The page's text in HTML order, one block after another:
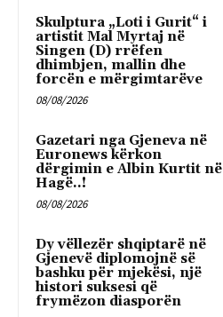
Skulptura „Loti i Gurit“ i
artistit Mal Myrtaj në
Singen (D) rrëfen
dhimbjen, mallin dhe
forcën e mërgimtarëve
08/08/2026
Gazetari nga Gjeneva në
Euronews kërkon
dërgimin e Albin Kurtit në
Hagë..!
08/08/2026
Dy vëllezër shqiptarë në
Gjenevë diplomojnë së
bashku për mjekësi, një
histori suksesi që
frymëzon diasporën